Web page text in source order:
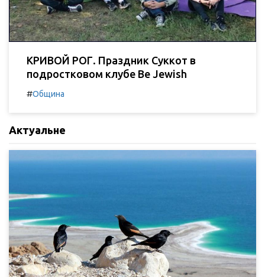
КРИВОЙ РОГ. Праздник Суккот в
подростковом клубе Be Jewish
#Община
Актуальне